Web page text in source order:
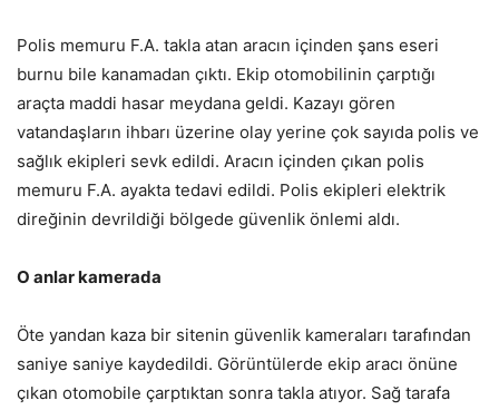
Polis memuru F.A. takla atan aracın içinden şans eseri
burnu bile kanamadan çıktı. Ekip otomobilinin çarptığı
araçta maddi hasar meydana geldi. Kazayı gören
vatandaşların ihbarı üzerine olay yerine çok sayıda polis ve
sağlık ekipleri sevk edildi. Aracın içinden çıkan polis
memuru F.A. ayakta tedavi edildi. Polis ekipleri elektrik
direğinin devrildiği bölgede güvenlik önlemi aldı.
O anlar kamerada
Öte yandan kaza bir sitenin güvenlik kameraları tarafından
saniye saniye kaydedildi. Görüntülerde ekip aracı önüne
çıkan otomobile çarptıktan sonra takla atıyor. Sağ tarafa